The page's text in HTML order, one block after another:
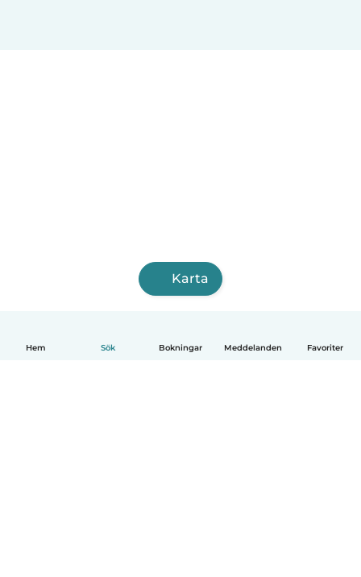
Hem Sök Bokningar Meddelanden Favoriter
Karta